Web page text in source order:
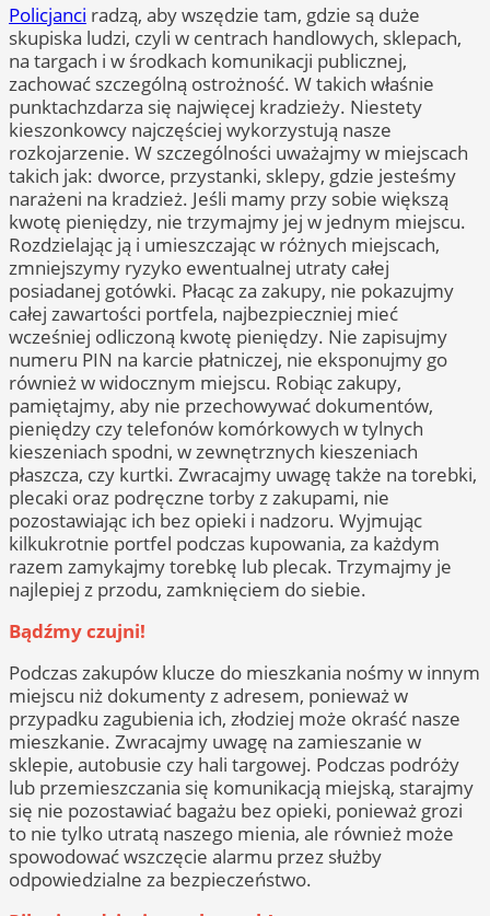
Policjanci radzą, aby wszędzie tam, gdzie są duże
skupiska ludzi, czyli w centrach handlowych, sklepach,
na targach i w środkach komunikacji publicznej,
zachować szczególną ostrożność. W takich właśnie
punktachzdarza się najwięcej kradzieży. Niestety
kieszonkowcy najczęściej wykorzystują nasze
rozkojarzenie. W szczególności uważajmy w miejscach
takich jak: dworce, przystanki, sklepy, gdzie jesteśmy
narażeni na kradzież. Jeśli mamy przy sobie większą
kwotę pieniędzy, nie trzymajmy jej w jednym miejscu.
Rozdzielając ją i umieszczając w różnych miejscach,
zmniejszymy ryzyko ewentualnej utraty całej
posiadanej gotówki. Płacąc za zakupy, nie pokazujmy
całej zawartości portfela, najbezpieczniej mieć
wcześniej odliczoną kwotę pieniędzy. Nie zapisujmy
numeru PIN na karcie płatniczej, nie eksponujmy go
również w widocznym miejscu. Robiąc zakupy,
pamiętajmy, aby nie przechowywać dokumentów,
pieniędzy czy telefonów komórkowych w tylnych
kieszeniach spodni, w zewnętrznych kieszeniach
płaszcza, czy kurtki. Zwracajmy uwagę także na torebki,
plecaki oraz podręczne torby z zakupami, nie
pozostawiając ich bez opieki i nadzoru. Wyjmując
kilkukrotnie portfel podczas kupowania, za każdym
razem zamykajmy torebkę lub plecak. Trzymajmy je
najlepiej z przodu, zamknięciem do siebie.
Bądźmy czujni!
Podczas zakupów klucze do mieszkania nośmy w innym
miejscu niż dokumenty z adresem, ponieważ w
przypadku zagubienia ich, złodziej może okraść nasze
mieszkanie. Zwracajmy uwagę na zamieszanie w
sklepie, autobusie czy hali targowej. Podczas podróży
lub przemieszczania się komunikacją miejską, starajmy
się nie pozostawiać bagażu bez opieki, ponieważ grozi
to nie tylko utratą naszego mienia, ale również może
spowodować wszczęcie alarmu przez służby
odpowiedzialne za bezpieczeństwo.